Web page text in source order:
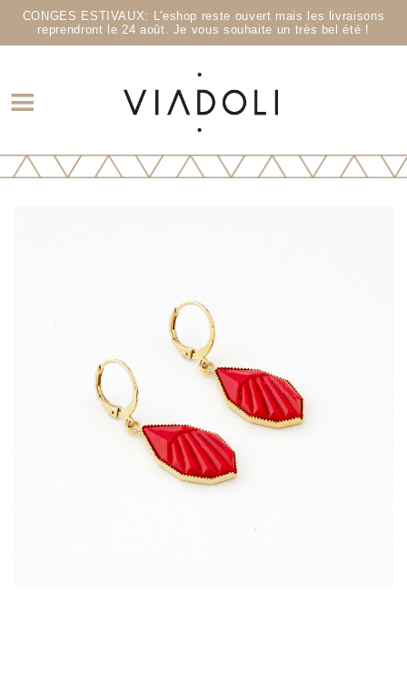
CONGES ESTIVAUX: L'eshop reste ouvert mais les livraisons
reprendront le 24 août. Je vous souhaite un très bel été !